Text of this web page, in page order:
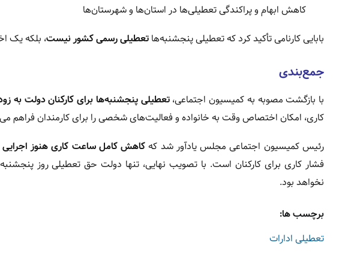
کاهش ابهام و پراکندگی تعطیلی‌ها در استان‌ها و شهرستان‌ها
بابایی کارنامی تأکید کرد که تعطیلی پنجشنبه‌ها تعطیلی رسمی کشور نیست، بلکه یک
جمع‌بندی
با بازگشت مصوبه به کمیسیون اجتماعی،تعطیلی پنجشنبه‌ها برای کارکنان دولت به
کاری، امکان اختصاص وقت به خانواده و فعالیت‌های شخصی را برای کارمندان فراهم
رئیس کمیسیون اجتماعی مجلس یادآور شد که کاهش کامل ساعت کاری هنوز
فشار کاری برای کارکنان است. با تصویب نهایی، تنها دولت حق تعطیلی روز
نخواهد بود.
برچسب ها:
تعطیلی ادارات